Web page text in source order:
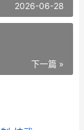
2026-06-28
下一篇 »